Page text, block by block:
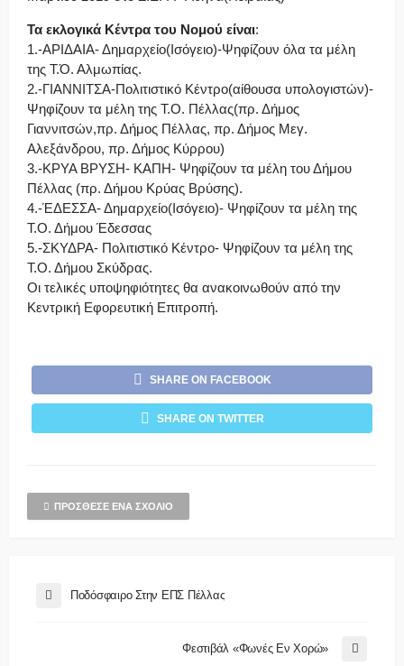
Τα εκλογικά Κέντρα του Νομού είναι:
1.-ΑΡΙΔΑΙΑ- Δημαρχείο(Ισόγειο)-Ψηφίζουν όλα τα μέλη
της Τ.Ό. Αλμωπίας.
2.-ΓΙΑΝΝΙΤΣΑ-Πολιτιστικό Κέντρο(αίθουσα υπολογιστών)-
Ψηφίζουν τα μέλη της Τ.Ο. Πέλλας(πρ. Δήμος
Γιαννιτσών,πρ. Δήμος Πέλλας, πρ. Δήμος Μεγ.
Αλεξάνδρου, πρ. Δήμος Κύρρου)
3.-ΚΡΥΑ ΒΡΥΣΗ- ΚΑΠΗ- Ψηφίζουν τα μέλη του Δήμου
Πέλλας (πρ. Δήμου Κρύας Βρύσης).
4.-ΈΔΕΣΣΑ- Δημαρχείο(Ισόγειο)- Ψηφίζουν τα μέλη της
Τ.Ο. Δήμου Έδεσσας
5.-ΣΚΥΔΡΑ- Πολιτιστικό Κέντρο- Ψηφίζουν τα μέλη της
Τ.Ο. Δήμου Σκύδρας.
Οι τελικές υποψηφιότητες θα ανακοινωθούν από την
Κεντρική Εφορευτική Επιτροπή.
SHARE ON FACEBOOK
SHARE ON TWITTER
ΠΡΌΣΘΕΣΕ ΈΝΑ ΣΧΌΛΙΟ
Ποδόσφαιρο Στην ΕΠΣ Πέλλας
Φεστιβάλ «Φωνές Εν Χορώ»